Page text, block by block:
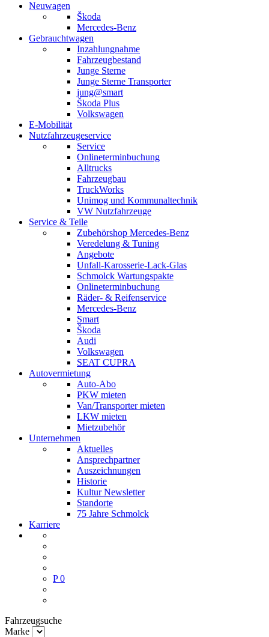
Neuwagen
Škoda
Mercedes-Benz
Gebrauchtwagen
Inzahlungnahme
Fahrzeugbestand
Junge Sterne
Junge Sterne Transporter
jung@smart
Škoda Plus
Volkswagen
E-Mobilität
Nutzfahrzeugeservice
Service
Onlineterminbuchung
Alltrucks
Fahrzeugbau
TruckWorks
Unimog und Kommunaltechnik
VW Nutzfahrzeuge
Service & Teile
Zubehörshop Mercedes-Benz
Veredelung & Tuning
Angebote
Unfall-Karosserie-Lack-Glas
Schmolck Wartungspakte
Onlineterminbuchung
Räder- & Reifenservice
Mercedes-Benz
Smart
Škoda
Audi
Volkswagen
SEAT CUPRA
Autovermietung
Auto-Abo
PKW mieten
Van/Transporter mieten
LKW mieten
Mietzubehör
Unternehmen
Aktuelles
Ansprechpartner
Auszeichnungen
Historie
Kultur Newsletter
Standorte
75 Jahre Schmolck
Karriere
P 0
Fahrzeugsuche
Marke